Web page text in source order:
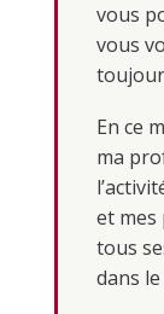
vous
vous
En ce
ma
et mes
tous
dans